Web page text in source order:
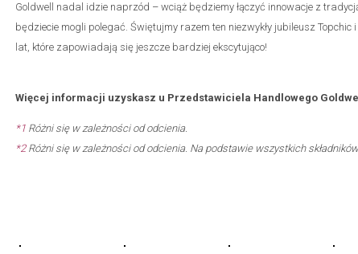
Goldwell nadal idzie naprzód – wciąż będziemy łączyć innowacje z
będziecie mogli polegać. Świętujmy razem ten niezwykły jubileusz
lat, które zapowiadają się jeszcze bardziej ekscytująco!
Więcej informacji uzyskasz u Przedstawiciela Handlowego
*1 Różni się w zależności od odcienia.
*2Różni się w zależności od odcienia. Na podstawie wszystkich